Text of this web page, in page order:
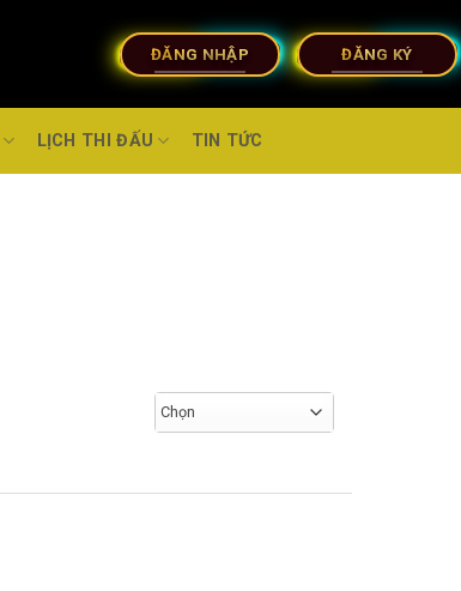
ĐĂNG NHẬP ĐĂNG KÝ
LỊCH THI ĐẤU TIN TỨC
Chọn